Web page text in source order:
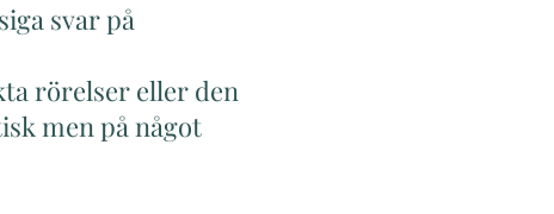
svar på
rörelser eller den
men på något